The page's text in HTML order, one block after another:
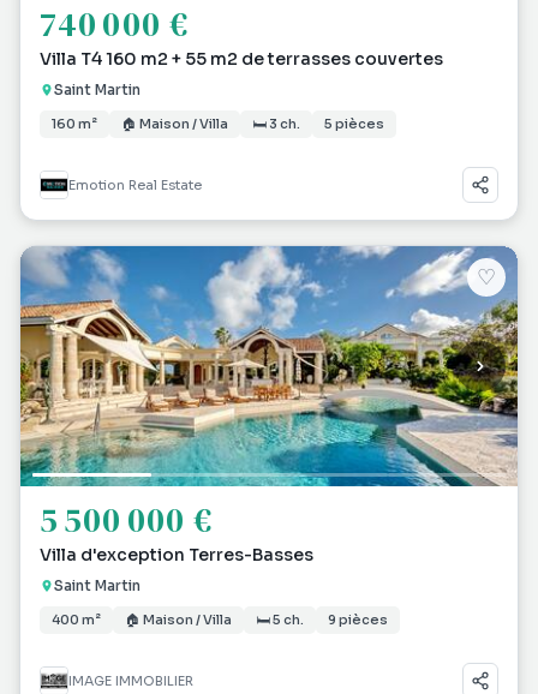
740 000 €
Villa T4 160 m2 + 55 m2 de terrasses couvertes
Saint Martin
160 m² 🏠 Maison / Villa 🛏 3 ch. 5 pièces
Emotion Real Estate
♡
5 500 000 €
Villa d'exception Terres-Basses
Saint Martin
400 m² 🏠 Maison / Villa 🛏 5 ch. 9 pièces
IMAGE IMMOBILIER